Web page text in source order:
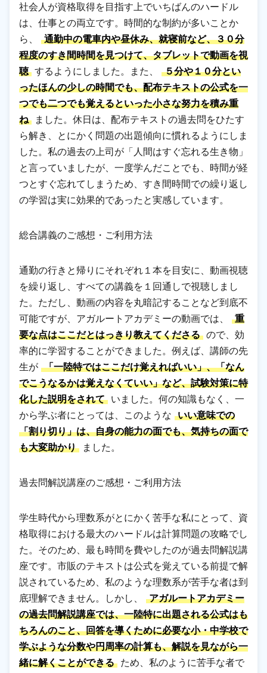
社会人が資格取得を目指す上でいちばんのハードル
は、仕事との両立です。時間的な制約が多いことか
ら、
通勤中の電車内や昼休み、就寝前など、３０分
程度のすき間時間を見つけて、タブレットで動画を視
聴 するようにしました。また、
５分や１０分とい
ったほんの少しの時間でも、配布テキストの公式を一
つでも二つでも覚えるといった小さな努力を積み重
ね
ました。休日は、配布テキストの過去問をひたす
ら解き、とにかく問題の出題傾向に慣れるようにしま
した。私の過去の上司が「人間はすぐ忘れる生き物」
と言っていましたが、一度学んだことでも、時間が経
つとすぐ忘れてしまうため、すき間時間での繰り返し
の学習は実に効果的であったと実感しています。
総合講義のご感想・ご利用方法
通勤の行きと帰りにそれぞれ１本を目安に、動画視聴
を繰り返し、すべての講義を１回通しで視聴しまし
た。ただし、動画の内容を丸暗記することなど到底不
可能ですが、アガルートアカデミーの動画では、
重
要な点はここだとはっきり教えてくださる ので、効
率的に学習することができました。例えば、講師の先
生が 「一陸特ではここだけ覚えればいい」、「なん
でこうなるかは覚えなくていい」など、試験対策に特
化した説明をされて
いました。何の知識もなく、一
から学ぶ者にとっては、このような
いい意味での
「割り切り」は、自身の能力の面でも、気持ちの面で
も大変助かり
ました。
過去問解説講座のご感想・ご利用方法
学生時代から理数系がとにかく苦手な私にとって、資
格取得における最大のハードルは計算問題の攻略でし
た。そのため、最も時間を費やしたのが過去問解説講
座です。市販のテキストは公式を覚えている前提で解
説されているため、私のような理数系が苦手な者は到
底理解できません。しかし、
アガルートアカデミー
の過去問解説講座では、一陸特に出題される公式はも
ちろんのこと、回答を導くために必要な小・中学校で
学ぶような分数や円周率の計算も、解説を見ながら一
緒に解くことができる
ため、私のように苦手な者で